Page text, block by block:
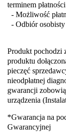
terminem płatności
- Możliwość
- Odbiór
Produkt pochodzi
produktu
pieczęć
nieodpłatnej
gwarancji
urządzenia
*Gwarancja na
Gwarancyjnej